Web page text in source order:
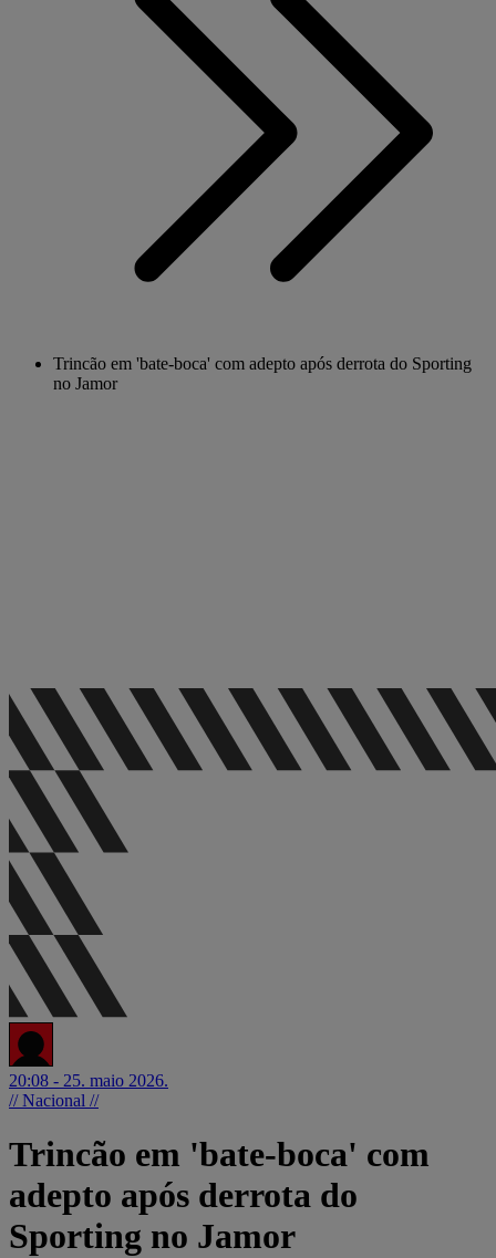
Trincão em 'bate-boca' com adepto após derrota do Sporting
no Jamor
20:08 - 25. maio 2026.
// Nacional //
Trincão em 'bate-boca' com
adepto após derrota do
Sporting no Jamor